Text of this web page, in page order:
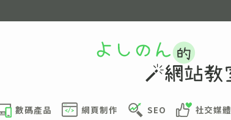
數碼產品 網頁制作 SEO 社交媒體